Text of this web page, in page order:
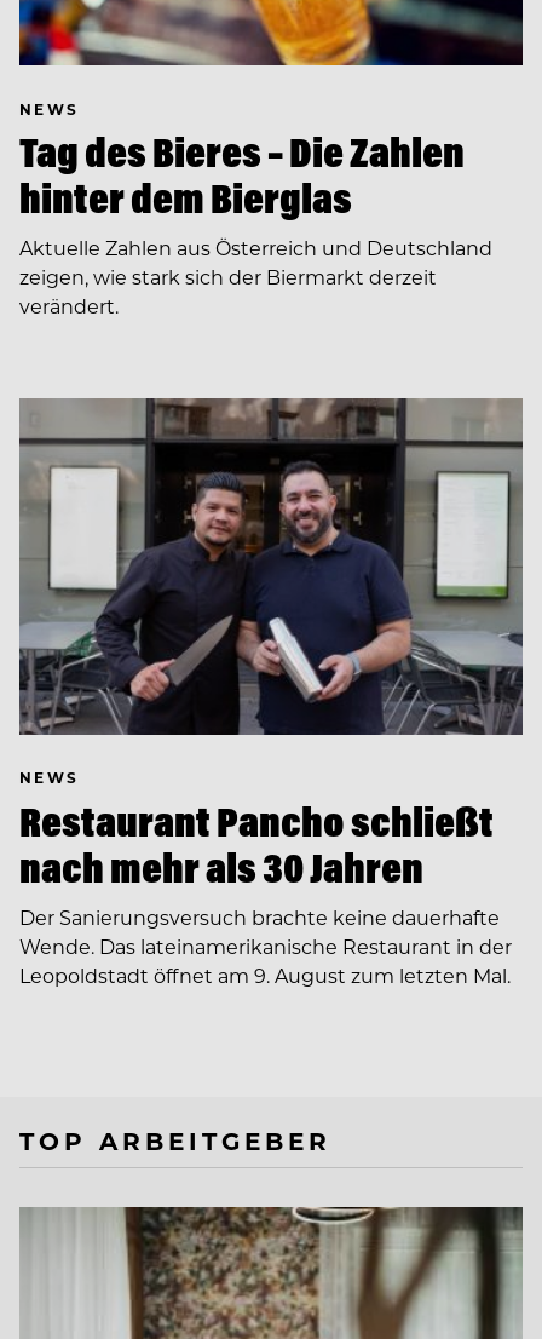
NEWS
Tag des Bieres – Die Zahlen
hinter dem Bierglas
Aktuelle Zahlen aus Österreich und Deutschland
zeigen, wie stark sich der Biermarkt derzeit
verändert.
NEWS
Restaurant Pancho schließt
nach mehr als 30 Jahren
Der Sanierungsversuch brachte keine dauerhafte
Wende. Das lateinamerikanische Restaurant in der
Leopoldstadt öffnet am 9. August zum letzten Mal.
TOP ARBEITGEBER